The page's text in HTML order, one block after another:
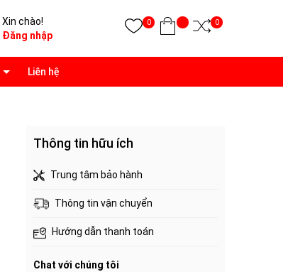
Xin chào!
Đăng nhập
0 0
Liên hệ
Thông tin hữu ích
Trung tâm bảo hành
Thông tin vận chuyển
Hướng dẫn thanh toán
Chat với chúng tôi